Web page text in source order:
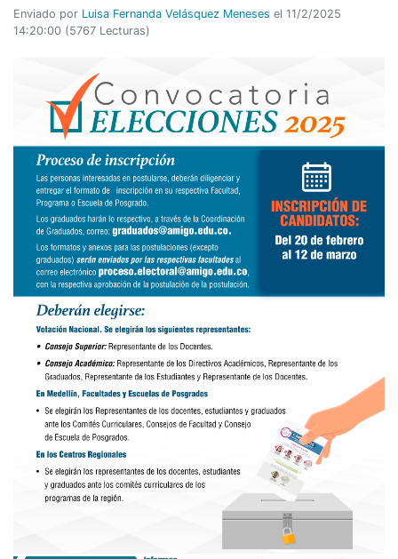
Enviado por Luisa Fernanda Velásquez Meneses el 11/2/2025
14:20:00 (5767 Lecturas)